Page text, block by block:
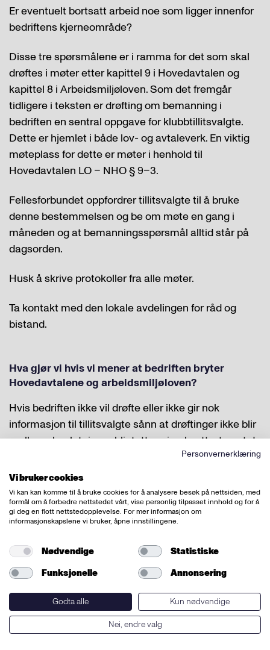
Er eventuelt bortsatt arbeid noe som ligger innenfor
bedriftens kjerneområde?
Disse tre spørsmålene er i ramma for det som skal
drøftes i møter etter kapittel 9 i Hovedavtalen og
kapittel 8 i Arbeidsmiljøloven. Som det fremgår
tidligere i teksten er drøfting om bemanning i
bedriften en sentral oppgave for klubbtillitsvalgte.
Dette er hjemlet i både lov- og avtaleverk. En viktig
møteplass for dette er møter i henhold til
Hovedavtalen LO – NHO § 9–3.
Fellesforbundet oppfordrer tillitsvalgte til å bruke
denne bestemmelsen og be om møte en gang i
måneden og at bemanningsspørsmål alltid står på
dagsorden.
Husk å skrive protokoller fra alle møter.
Ta kontakt med den lokale avdelingen for råd og
bistand.
Hva gjør vi hvis vi mener at bedriften bryter
Hovedavtalene og arbeidsmiljøloven?
Hvis bedriften ikke vil drøfte eller ikke gir nok
informasjon til tillitsvalgte sånn at drøftinger ikke blir
reelle og beslutninger blir tatt, og iverksatt, uten at de
tillitsvalgte får framføre sitt syn krever vi møte etter
HA § 2-3, (§ 3-3 i Virkeavtalen) og opprette tvistesak.
Drøftinger etter kapittel 9 skjer for det meste på et
område der arbeidsgiveren har
Dersom drøftingene ikke fører til enighet, kan
arbeidsgiver følge sin oppfatning, og de tillitsvalgte
kan normalt ikke gjøre noe med det, så lenge
arbeidsgivers avgjørelse ligger innenfor rammene av
styringsretten og lov- og avtaleverket.
Personvernerklæring
Vi bruker cookies
Vi kan kan komme til å bruke cookies for å analysere besøk på nettsiden, med
formål om å forbedre nettstedet vårt, vise personlig tilpasset innhold og for å
gi deg en flott nettstedopplevelse. For mer informasjon om
informasjonskapslene vi bruker, åpne innstillingene.
Nødvendige
Statistiske
Funksjonelle
Annonsering
Godta alle
Kun nødvendige
Nei, endre valg